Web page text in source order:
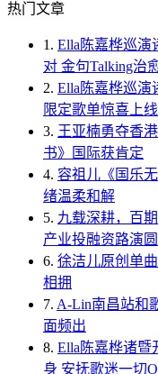
热门文章
1. Ella陈嘉桦巡演
对 金句Talking治
2. Ella陈嘉桦巡演
限定歌单惊喜上线
3. 王亚楠勇夺香
书》国际获肯定
4. 容祖儿《国乐
绪温柔和解
5. 九载深耕，百
产业投融资路演
6. 徐洁儿原创单
相拥
7. A-Lin南昌站和
面频出
8. Ella陈嘉桦诸暨
身 安抚歌迷一切